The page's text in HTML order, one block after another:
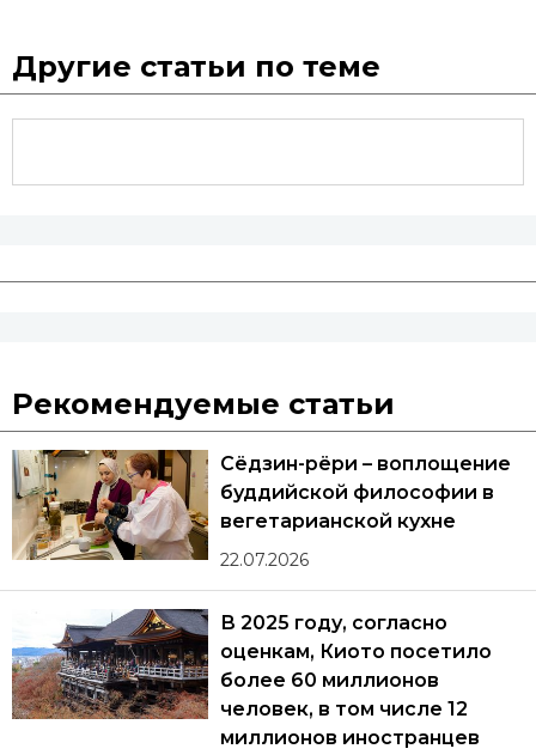
Другие статьи по теме
Рекомендуемые статьи
Сёдзин-рёри – воплощение
буддийской философии в
вегетарианской кухне
22.07.2026
В 2025 году, согласно
оценкам, Киото посетило
более 60 миллионов
человек, в том числе 12
миллионов иностранцев